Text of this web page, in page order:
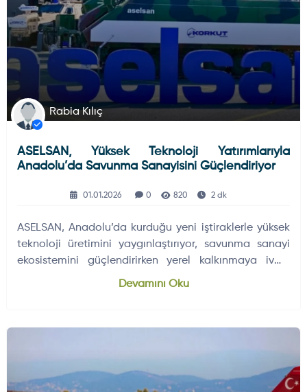
Rabia Kılıç
ASELSAN, Yüksek Teknoloji Yatırımlarıyla
Anadolu’da Savunma Sanayisini Güçlendiriyor
01.01.2026 0 820 2 dk
ASELSAN, Anadolu’da kurduğu yeni iştiraklerle yüksek
teknoloji üretimini yaygınlaştırıyor, savunma sanayi
ekosistemini güçlendirirken yerel kalkınmaya ivme
Devamını Oku